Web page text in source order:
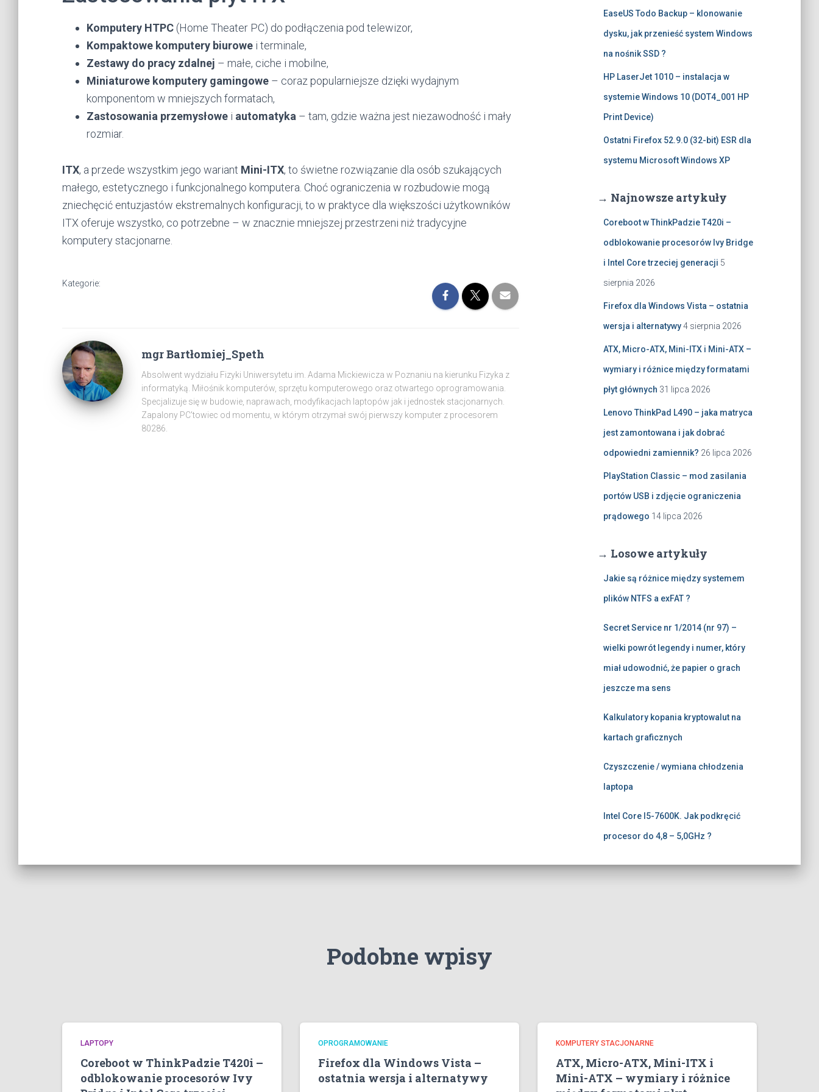
Komputery HTPC (Home Theater PC) do podłączenia pod telewizor,
Kompaktowe komputery biurowe i terminale,
Zestawy do pracy zdalnej – małe, ciche i mobilne,
Miniaturowe komputery gamingowe – coraz popularniejsze dzięki wydajnym
komponentom w mniejszych formatach,
Zastosowania przemysłowe i automatyka – tam, gdzie ważna jest niezawodność i mały
rozmiar.
ITX, a przede wszystkim jego wariant Mini-ITX, to świetne rozwiązanie dla osób szukających
małego, estetycznego i funkcjonalnego komputera. Choć ograniczenia w rozbudowie mogą
zniechęcić entuzjastów ekstremalnych konfiguracji, to w praktyce dla większości użytkowników
ITX oferuje wszystko, co potrzebne – w znacznie mniejszej przestrzeni niż tradycyjne
komputery stacjonarne.
Kategorie:
mgr Bartłomiej_Speth
Absolwent wydziału Fizyki Uniwersytetu im. Adama Mickiewicza w Poznaniu na kierunku Fizyka z
informatyką. Miłośnik komputerów, sprzętu komputerowego oraz otwartego oprogramowania.
Specjalizuje się w budowie, naprawach, modyfikacjach laptopów jak i jednostek stacjonarnych.
Zapalony PC'towiec od momentu, w którym otrzymał swój pierwszy komputer z procesorem
80286.
EaseUS Todo Backup – klonowanie
dysku, jak przenieść system Windows
na nośnik SSD ?
HP LaserJet 1010 – instalacja w
systemie Windows 10 (DOT4_001 HP
Print Device)
Ostatni Firefox 52.9.0 (32-bit) ESR dla
systemu Microsoft Windows XP
→ Najnowsze artykuły
Coreboot w ThinkPadzie T420i –
odblokowanie procesorów Ivy Bridge
i Intel Core trzeciej generacji 5
sierpnia 2026
Firefox dla Windows Vista – ostatnia
wersja i alternatywy 4 sierpnia 2026
ATX, Micro-ATX, Mini-ITX i Mini-ATX –
wymiary i różnice między formatami
płyt głównych 31 lipca 2026
Lenovo ThinkPad L490 – jaka matryca
jest zamontowana i jak dobrać
odpowiedni zamiennik? 26 lipca 2026
PlayStation Classic – mod zasilania
portów USB i zdjęcie ograniczenia
prądowego 14 lipca 2026
→ Losowe artykuły
Jakie są różnice między systemem
plików NTFS a exFAT ?
Secret Service nr 1/2014 (nr 97) –
wielki powrót legendy i numer, który
miał udowodnić, że papier o grach
jeszcze ma sens
Kalkulatory kopania kryptowalut na
kartach graficznych
Czyszczenie / wymiana chłodzenia
laptopa
Intel Core I5-7600K. Jak podkręcić
procesor do 4,8 – 5,0GHz ?
Podobne wpisy
LAPTOPY
Coreboot w ThinkPadzie T420i –
odblokowanie procesorów Ivy
OPROGRAMOWANIE
Firefox dla Windows Vista –
ostatnia wersja i alternatywy
KOMPUTERY STACJONARNE
ATX, Micro-ATX, Mini-ITX i
Mini-ATX – wymiary i różnice